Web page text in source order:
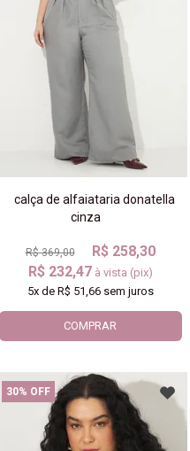
calça de alfaiataria donatella
cinza
R$ 369,00
R$ 258,30
R$ 232,47 à vista (pix)
5xde R$ 51,66sem juros
COMPRAR
30% OFF